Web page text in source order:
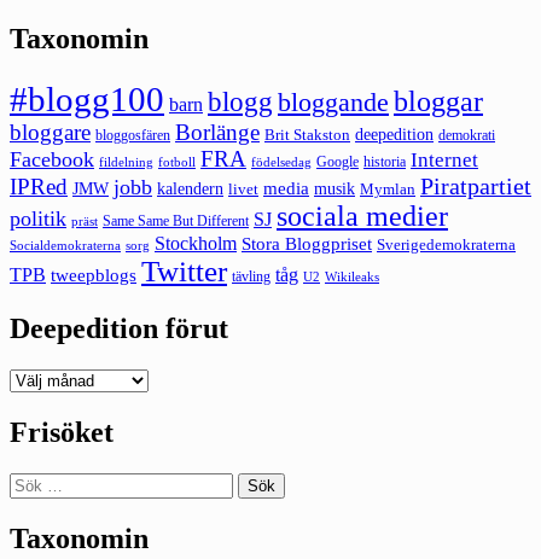
Taxonomin
#blogg100 barn blogg bloggande bloggar
bloggare bloggosfären Borlänge Brit Stakston deepedition demokrati
Facebook fildelning fotboll FRA födelsedag Google historia Internet
IPRed JMW jobb kalendern livet media musik Mymlan Piratpartiet
politik präst Same Same But Different SJ sociala medier
Socialdemokraterna sorg Stockholm Stora Bloggpriset Sverigedemokraterna
TPB tweepblogs Twitter tävling tåg U2 Wikileaks
Deepedition förut
Deepedition
Frisöket
Sök
efter:
Taxonomin